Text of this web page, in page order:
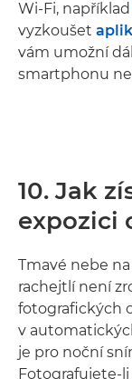
Wi-Fi, například
vyzkoušet
vám umožní
smartphonu
10. Jak
expozici
Tmavé nebe
rachejtlí není
fotografických
v
je pro noční
Fotografujete-